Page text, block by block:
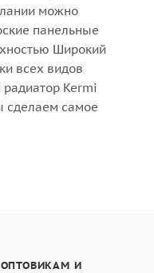
можно
панельные
Широкий
всех видов
Kermi
сделаем самое
ОПТОВИКАМ И